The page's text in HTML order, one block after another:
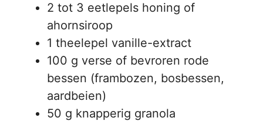
2 tot 3 eetlepels honing of
ahornsiroop
1 theelepel vanille-extract
100 g verse of bevroren rode
bessen (frambozen, bosbessen,
aardbeien)
50 g knapperig granola